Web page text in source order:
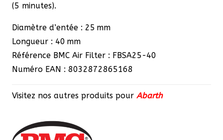
(5 minutes).
Diamètre d’entée : 25 mm
Longueur : 40 mm
Référence BMC Air Filter : FBSA25-40
Numéro EAN : 8032872865168
Visitez nos autres produits pour Abarth